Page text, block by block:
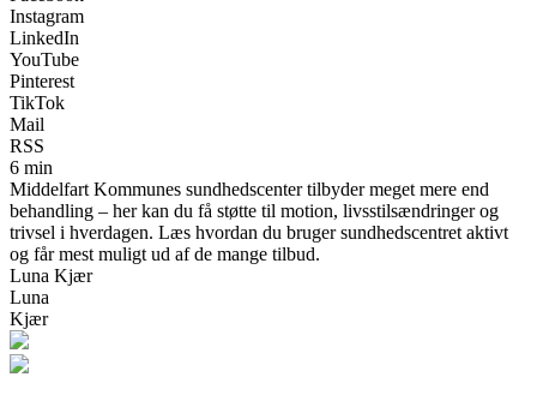
Instagram
LinkedIn
YouTube
Pinterest
TikTok
Mail
RSS
6 min
Middelfart Kommunes sundhedscenter tilbyder meget mere end
behandling – her kan du få støtte til motion, livsstilsændringer og
trivsel i hverdagen. Læs hvordan du bruger sundhedscentret aktivt
og får mest muligt ud af de mange tilbud.
Luna Kjær
Luna
Kjær